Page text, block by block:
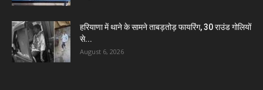
हरियाणा में थाने के सामने ताबड़तोड़ फायरिंग, 30 राउंड गोलियों
से...
August 6, 2026